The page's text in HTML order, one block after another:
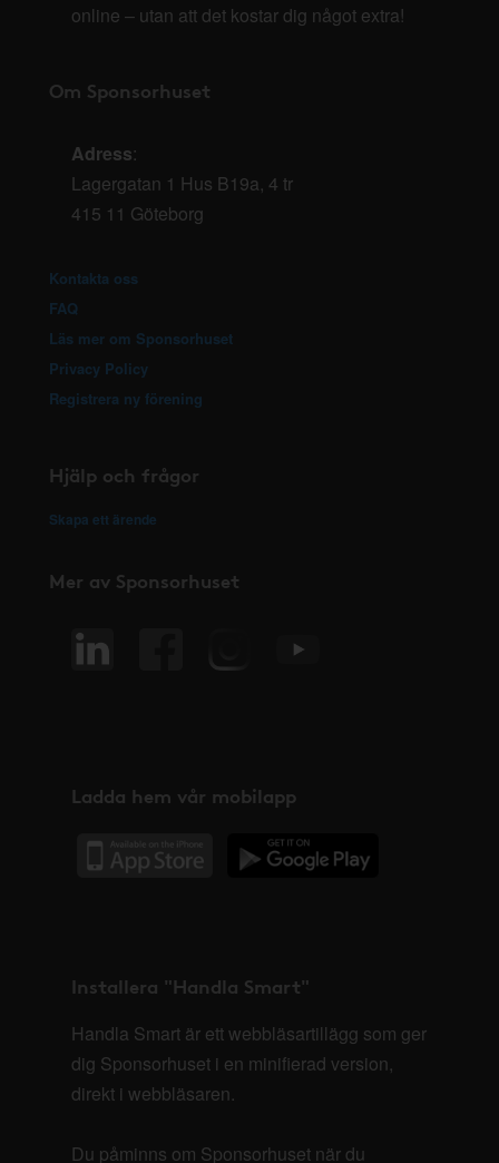
online – utan att det kostar dig något extra!
Om Sponsorhuset
Adress:
Lagergatan 1 Hus B19a, 4 tr
415 11 Göteborg
Kontakta oss
FAQ
Läs mer om Sponsorhuset
Privacy Policy
Registrera ny förening
Hjälp och frågor
Skapa ett ärende
Mer av Sponsorhuset
Ladda hem vår mobilapp
Installera "Handla Smart"
Handla Smart är ett webbläsartillägg som ger
dig Sponsorhuset i en minifierad version,
direkt i webbläsaren.
Du påminns om Sponsorhuset när du